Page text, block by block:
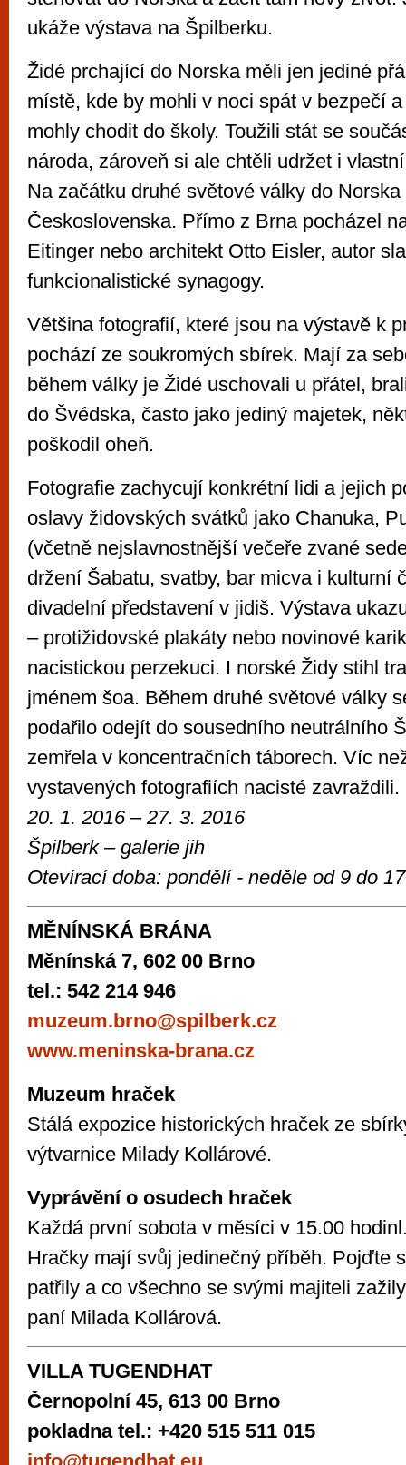
ukáže výstava na Špilberku.
Židé prchající do Norska měli jen jediné
místě, kde by mohli v noci spát v bezpečí
mohly chodit do školy. Toužili stát se
národa, zároveň si ale chtěli udržet i
Na začátku druhé světové války do
Československa. Přímo z Brna pocházel
Eitinger nebo architekt Otto Eisler, autor
funkcionalistické synagogy.
Většina fotografií, které jsou na výstavě k
pochází ze soukromých sbírek. Mají za
během války je Židé uschovali u přátel,
do Švédska, často jako jediný majetek,
poškodil oheň.
Fotografie zachycují konkrétní lidi a jejich
oslavy židovských svátků jako Chanuka,
(včetně nejslavnostnější večeře zvané
držení Šabatu, svatby, bar micva i kulturní
divadelní představení v jidiš. Výstava
– protižidovské plakáty nebo novinové
nacistickou perzekuci. I norské Židy stihl
jménem šoa. Během druhé světové války
podařilo odejít do sousedního neutrálního
zemřela v koncentračních táborech. Víc
vystavených fotografiích nacisté zavraždili.
20. 1. 2016 – 27. 3. 2016
Špilberk – galerie jih
Otevírací doba: pondělí - neděle od9 do 17
MĚNÍNSKÁ BRÁNA
Měnínská 7, 602 00 Brno
tel.: 542 214 946
muzeum.brno@spilberk.cz
www.meninska-brana.cz
Muzeum hraček
Stálá expozice historických hraček ze
výtvarnice Milady Kollárové.
Vyprávění o osudech hraček
Každá první sobota v měsíci v 15.00
Hračky mají svůj jedinečný příběh. Pojďte
patřily a co všechno se svými majiteli
paní Milada Kollárová.
VILLA TUGENDHAT
Černopolní 45, 613 00 Brno
pokladna tel.: +420 515 511 015